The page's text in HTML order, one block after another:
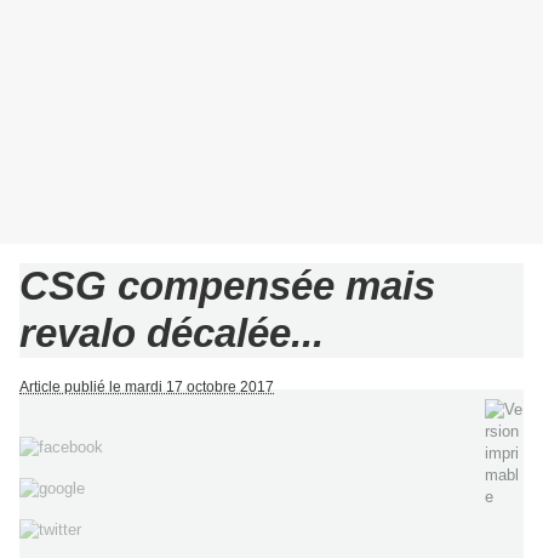
CSG compensée mais
revalo décalée...
Article publié le mardi 17 octobre 2017